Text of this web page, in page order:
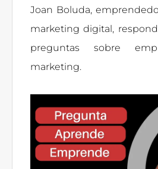
Joan Boluda,
marketing digital,
preguntas sobre
marketing.